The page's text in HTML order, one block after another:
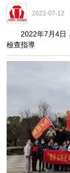
2022-07-12
2022年7月4日，
檢查指導